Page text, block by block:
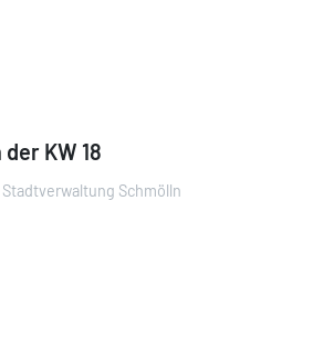
KW 18
Stadtverwaltung Schmölln